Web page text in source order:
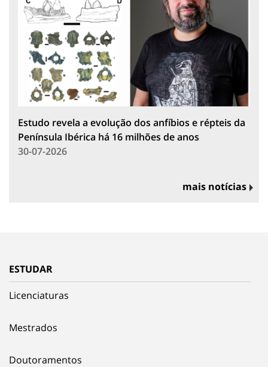
Estudo revela a evolução dos anfíbios e répteis da
Península Ibérica há 16 milhões de anos
30-07-2026
mais notícias
ESTUDAR
Licenciaturas
Mestrados
Doutoramentos